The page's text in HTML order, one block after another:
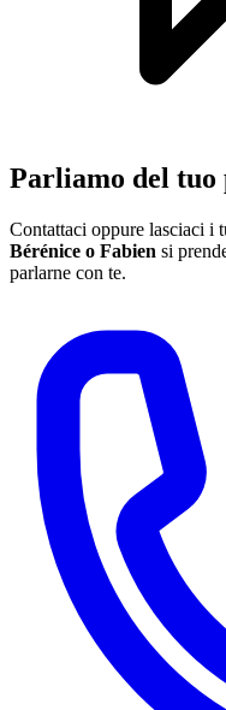
Parliamo del tuo
Contattaci oppure lasciaci i
Bérénice o Fabien si
parlarne con te.